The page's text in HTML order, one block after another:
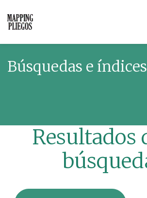
Búsquedas e índices
Resultados